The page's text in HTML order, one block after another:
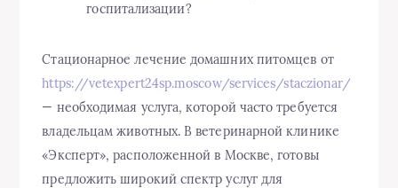
госпитализации?
Стационарное лечение домашних питомцев от
https://vetexpert24sp.moscow/services/staczionar/
— необходимая услуга, которой часто требуется
владельцам животных. В ветеринарной клинике
«Эксперт», расположенной в Москве, готовы
предложить широкий спектр услуг для